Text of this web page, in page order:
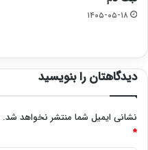
۱۴۰۵-۰۵-۱۸
دیدگاهتان را بنویسید
نشانی ایمیل شما منتشر نخواهد شد.
*